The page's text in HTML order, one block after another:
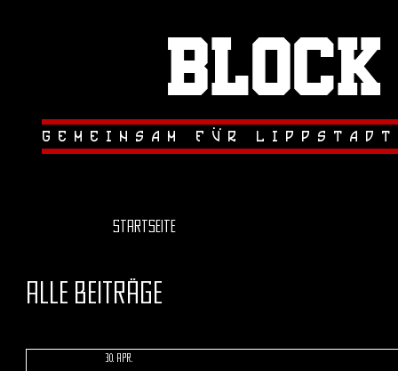
Block
gemeinsam fur
..
Startseite
Alle Beiträge
30. Apr.